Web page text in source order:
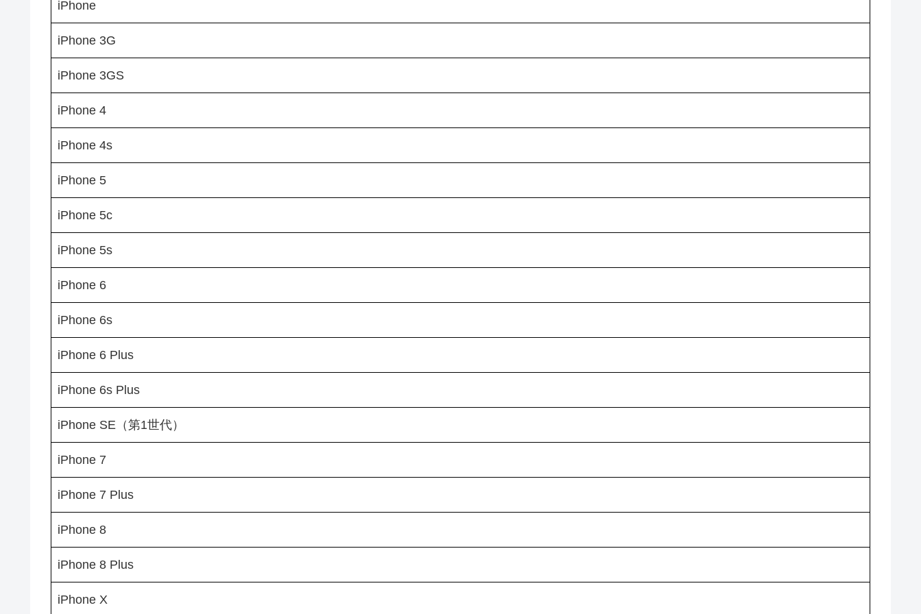
iPhone
iPhone 3G
iPhone 3GS
iPhone 4
iPhone 4s
iPhone 5
iPhone 5c
iPhone 5s
iPhone 6
iPhone 6s
iPhone 6 Plus
iPhone 6s Plus
iPhone SE（第1世代）
iPhone 7
iPhone 7 Plus
iPhone 8
iPhone 8 Plus
iPhone X